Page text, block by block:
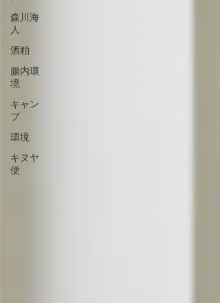
森川海
人
酒粕
腸内環
境
キャン
プ
環境
キヌヤ
便